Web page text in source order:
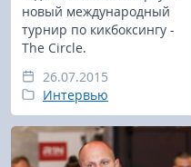
новый международный
турнир по кикбоксингу -
The Circle.
26.07.2015
Интервью